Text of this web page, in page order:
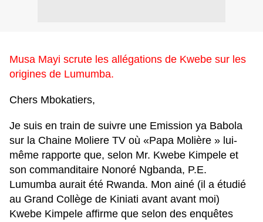
Musa Mayi scrute les allégations de Kwebe sur les
origines de Lumumba.
Chers Mbokatiers,
Je suis en train de suivre une Emission ya Babola
sur la Chaine Moliere TV où «Papa Molière » lui-
même rapporte que, selon Mr. Kwebe Kimpele et
son commanditaire Nonoré Ngbanda, P.E.
Lumumba aurait été Rwanda. Mon ainé (il a étudié
au Grand Collège de Kiniati avant avant moi)
Kwebe Kimpele affirme que selon des enquêtes